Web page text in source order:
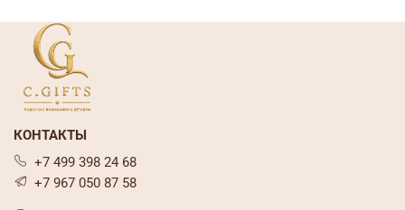
КОНТАКТЫ
+7 499 398 24 68
+7 967 050 87 58